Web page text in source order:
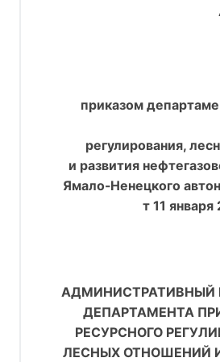
приказом
регулирования,
и развития
Ямало-Ненецкого
т 11
АДМИНИСТРАТИВНЫЙ
ДЕПАРТАМЕНТА
РЕСУРСНОГО
ЛЕСНЫХ ОТНОШЕНИЙ